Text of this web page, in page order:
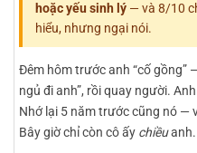
hoặc yếu sinh lý — và 8/10
hiểu, nhưng ngại nói.
Đêm hôm trước anh “cố gồng”
ngủ đi anh”, rồi quay người.
Nhớ lại 5 năm trước cũng nó —
Bây giờ chỉ còn cô ấy chiềuanh.